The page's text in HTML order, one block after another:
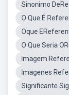
Sinonimo
O Que É
Oque
O Que Seria
Imagem
Imagenes
Significante